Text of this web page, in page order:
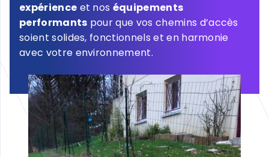
expérience et nos équipements
performants pour que vos chemins d’accès
soient solides, fonctionnels et en harmonie
avec votre environnement.